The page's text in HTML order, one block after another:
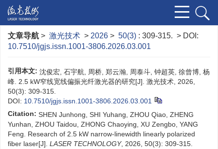
文章导航 > 激光技术 > 2026 > 50(3) : 309-315. > DOI:
10.7510/jgjs.issn.1001-3806.2026.03.001
引用本文: 沈俊宏, 石宇航, 周桥, 郑云瀚, 周泰斗, 钟超英, 徐曾博, 杨
峰. 2.5 kW窄线宽线偏振光纤激光器的研究[J]. 激光技术, 2026,
50(3): 309-315.
DOI: 10.7510/jgjs.issn.1001-3806.2026.03.001
Citation: SHEN Junhong, SHI Yuhang, ZHOU Qiao, ​​ZHENG
Yunhan, ZHOU Taidou, ZHONG Chaoying, XU Zengbo, YANG
Feng. Research of 2.5 kW narrow-linewidth linearly polarized
fiber laser[J]. LASER TECHNOLOGY, 2026, 50(3): 309-315.